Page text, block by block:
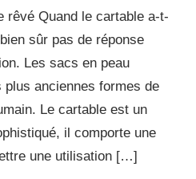
rêvé Quand le cartable a-t-
sûr pas de réponse
Les sacs en peau
plus anciennes formes de
Le cartable est un
il comporte une
une utilisation […]